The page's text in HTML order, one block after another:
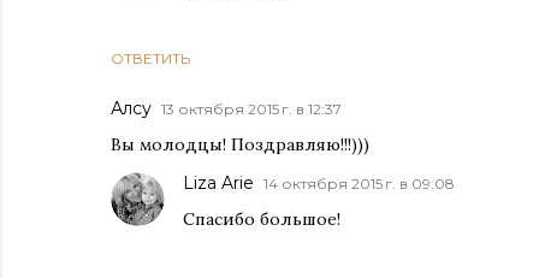
ОТВЕТИТЬ
Алсу 13 октября 2015 г. в 12:37
Вы молодцы! Поздравляю!!!)))
Liza Arie 14 октября 2015 г. в 09:08
Спасибо большое!